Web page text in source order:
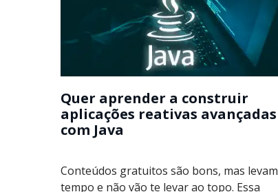
Quer aprender a construir
aplicações reativas avançadas
com Java
Conteúdos gratuitos são bons, mas levam
tempo e não vão te levar ao topo. Essa